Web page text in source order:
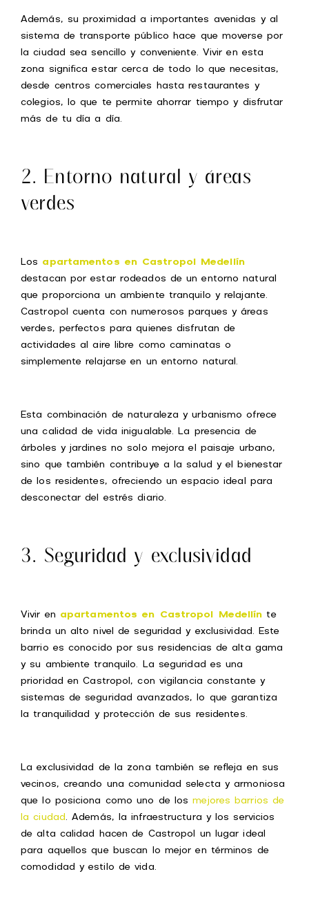
Además, su proximidad a importantes avenidas y al
sistema de transporte público hace que moverse por
la ciudad sea sencillo y conveniente. Vivir en esta
zona significa estar cerca de todo lo que necesitas,
desde centros comerciales hasta restaurantes y
colegios, lo que te permite ahorrar tiempo y disfrutar
más de tu día a día.
2. Entorno natural y áreas
verdes
Los apartamentos en Castropol Medellín
destacan por estar rodeados de un entorno natural
que proporciona un ambiente tranquilo y relajante.
Castropol cuenta con numerosos parques y áreas
verdes, perfectos para quienes disfrutan de
actividades al aire libre como caminatas o
simplemente relajarse en un entorno natural.
Esta combinación de naturaleza y urbanismo ofrece
una calidad de vida inigualable. La presencia de
árboles y jardines no solo mejora el paisaje urbano,
sino que también contribuye a la salud y el bienestar
de los residentes, ofreciendo un espacio ideal para
desconectar del estrés diario.
3. Seguridad y exclusividad
Vivir en apartamentos en Castropol Medellín te
brinda un alto nivel de seguridad y exclusividad. Este
barrio es conocido por sus residencias de alta gama
y su ambiente tranquilo. La seguridad es una
prioridad en Castropol, con vigilancia constante y
sistemas de seguridad avanzados, lo que garantiza
la tranquilidad y protección de sus residentes.
La exclusividad de la zona también se refleja en sus
vecinos, creando una comunidad selecta y armoniosa
que lo posiciona como uno de losmejores barrios de
la ciudad. Además, la infraestructura y los servicios
de alta calidad hacen de Castropol un lugar ideal
para aquellos que buscan lo mejor en términos de
comodidad y estilo de vida.